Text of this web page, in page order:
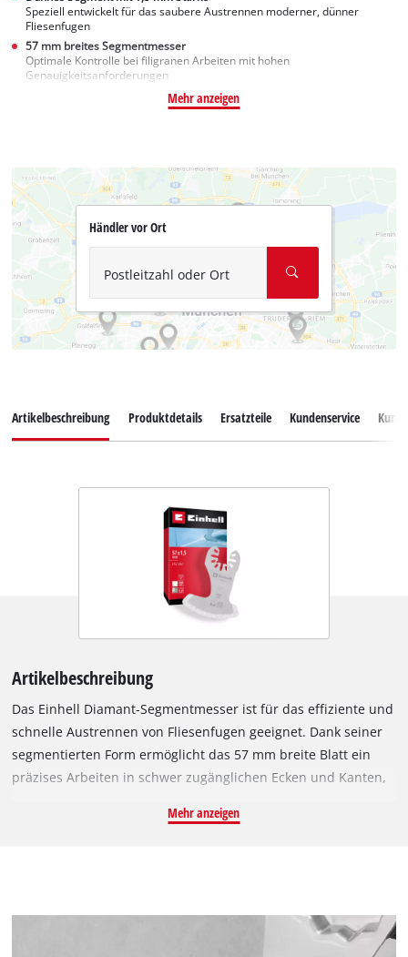
Speziell entwickelt für das saubere Austrennen moderner, dünner
Fliesenfugen
57 mm breites Segmentmesser
Optimale Kontrolle bei filigranen Arbeiten mit hohen
Genauigkeitsanforderungen
Mehr anzeigen
Händler vor Ort
Postleitzahl oder Ort
Artikelbeschreibung Produktdetails Ersatzteile Kundenservice
Artikelbeschreibung
Das Einhell Diamant-Segmentmesser ist für das effiziente und
schnelle Austrennen von Fliesenfugen geeignet. Dank seiner
segmentierten Form ermöglicht das 57 mm breite Blatt ein
präzises Arbeiten in schwer zugänglichen Ecken und Kanten,
macht das Segmentmesser zur perfekten Wahl für filigrane
Schnittleistung möglich, selbst bei anspruchsvollsten
Anwendungen, wie dem Entfernen von sehr harten Fugen aus
Mehr anzeigen